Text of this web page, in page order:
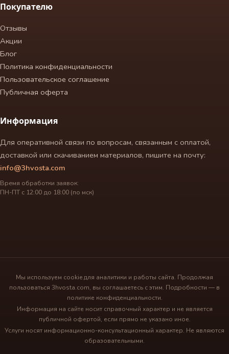
Покупателю
Отзывы
Акции
Блог
Политика конфиденциальности
Пользовательское соглашение
Публичная оферта
Информация
Для оперативной связи по вопросам, связанным с оплатой,
доставкой или скачиванием материалов, пишите на почту:
info@3hvosta.com
Время обработки заявок:
ПН-ПТ с 12:00 до 18:00 (по мск)
Мы используем cookie для аналитики и работы сайта. Продолжая
пользоваться 3hvosta.com, вы соглашаетесь с этим. Подробности — в
политике конфиденциальности.
Информация на сайте носит справочный характер и не является
публичной офертой, если прямо не указано иное.
Услуги носят информационно-консультационный характер. Не являются
образовательными.